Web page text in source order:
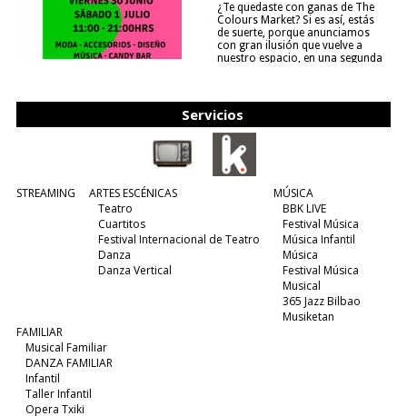
¿Te quedaste con ganas de The
Colours Market? Si es así, estás
de suerte, porque anunciamos
con gran ilusión que vuelve a
nuestro espacio, en una segunda
Servicios
STREAMING
ARTES ESCÉNICAS
Teatro
Cuartitos
Festival Internacional de Teatro
Danza
Danza Vertical
MÚSICA
BBK LIVE
Festival Música
Música Infantil
Música
Festival Música
Musical
365 Jazz Bilbao
Musiketan
FAMILIAR
Musical Familiar
DANZA FAMILIAR
Infantil
Taller Infantil
Opera Txiki